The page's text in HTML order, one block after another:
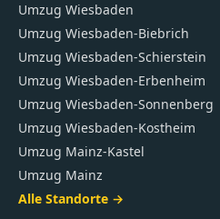
Umzug Wiesbaden
Umzug Wiesbaden-Biebrich
Umzug Wiesbaden-Schierstein
Umzug Wiesbaden-Erbenheim
Umzug Wiesbaden-Sonnenberg
Umzug Wiesbaden-Kostheim
Umzug Mainz-Kastel
Umzug Mainz
Alle Standorte →